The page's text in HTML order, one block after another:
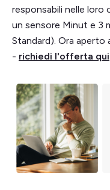
responsabili nelle
un sensore Minut e 3
Standard). Ora aperto
- richiedi l'offerta qui